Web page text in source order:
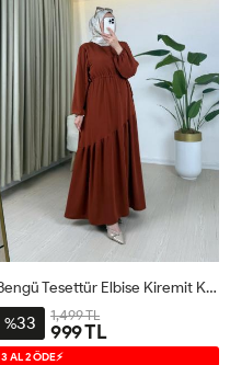
38
Bengü Tesettür Elbise Kiremit Kiremit
%33 1,499 TL
999 TL
3 AL 2 ÖDE⚡